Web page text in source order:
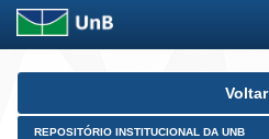
Skip
Voltar
REPOSITÓRIO INSTITUCIONAL DA UNB